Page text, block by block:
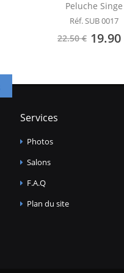
Peluche Singe
Réf. SUB 0017
22.50 € 19.90
Services
Photos
Salons
F.A.Q
Plan du site